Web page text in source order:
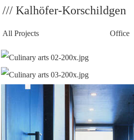
/// Kalhöfer-Korschildgen
All Projects Office